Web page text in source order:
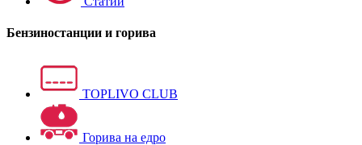
Бензиностанции и горива
TOPLIVO CLUB
Горива на едро